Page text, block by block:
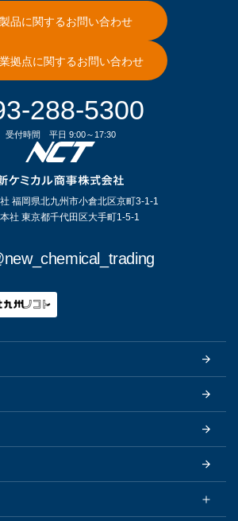
品に関するお問い合わせ
拠点に関するお問い合わせ
288-5300
受付時間 平日 9:00～17:30
福岡県北九州市小倉北区京町3-1-1
社 東京都千代田区大手町1-5-1